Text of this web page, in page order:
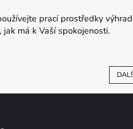
prací prostředky
má k Vaší spokojenosti.